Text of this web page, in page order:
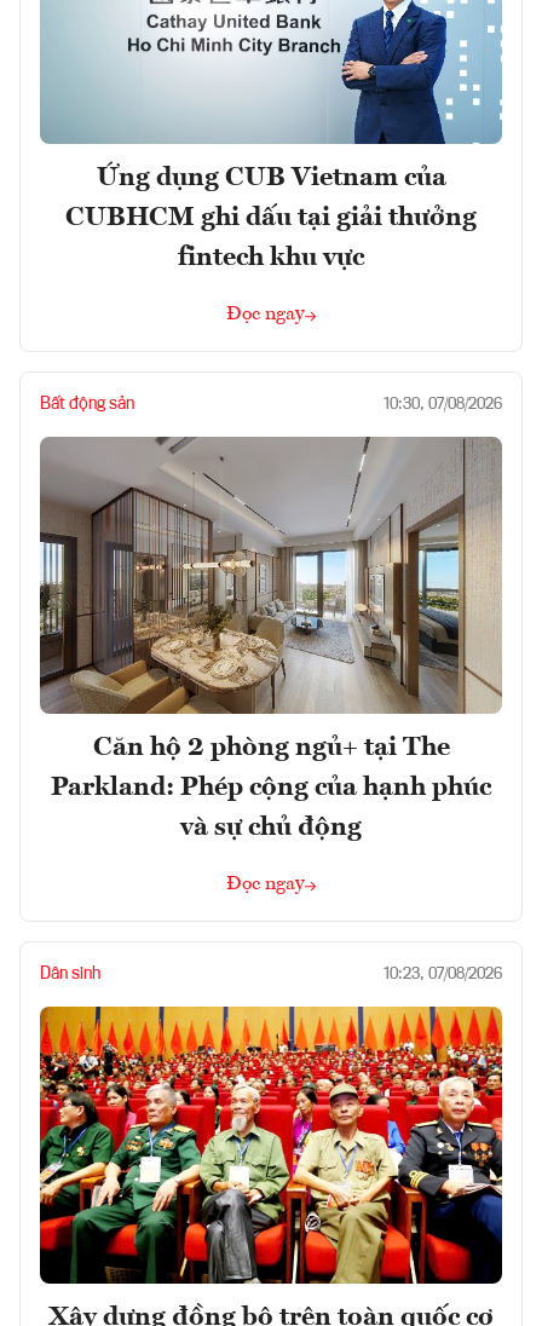
Ứng dụng CUB Vietnam của
CUBHCM ghi dấu tại giải thưởng
fintech khu vực
Đọc ngay
Bất động sản 10:30, 07/08/2026
Căn hộ 2 phòng ngủ+ tại The
Parkland: Phép cộng của hạnh phúc
và sự chủ động
Đọc ngay
Dân sinh 10:23, 07/08/2026
Xây dựng đồng bộ trên toàn quốc cơ